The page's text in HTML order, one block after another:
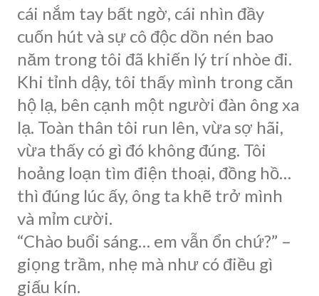
cái nắm tay bất ngờ, cái nhìn đầy
cuốn hút và sự cô độc dồn nén bao
năm trong tôi đã khiến lý trí nhòe đi.
Khi tỉnh dậy, tôi thấy mình trong căn
hộ lạ, bên cạnh một người đàn ông xa
lạ. Toàn thân tôi run lên, vừa sợ hãi,
vừa thấy có gì đó không đúng. Tôi
hoảng loạn tìm điện thoại, đồng hồ…
thì đúng lúc ấy, ông ta khẽ trở mình
và mỉm cười.
“Chào buổi sáng… em vẫn ổn chứ?” –
giọng trầm, nhẹ mà như có điều gì
giấu kín.